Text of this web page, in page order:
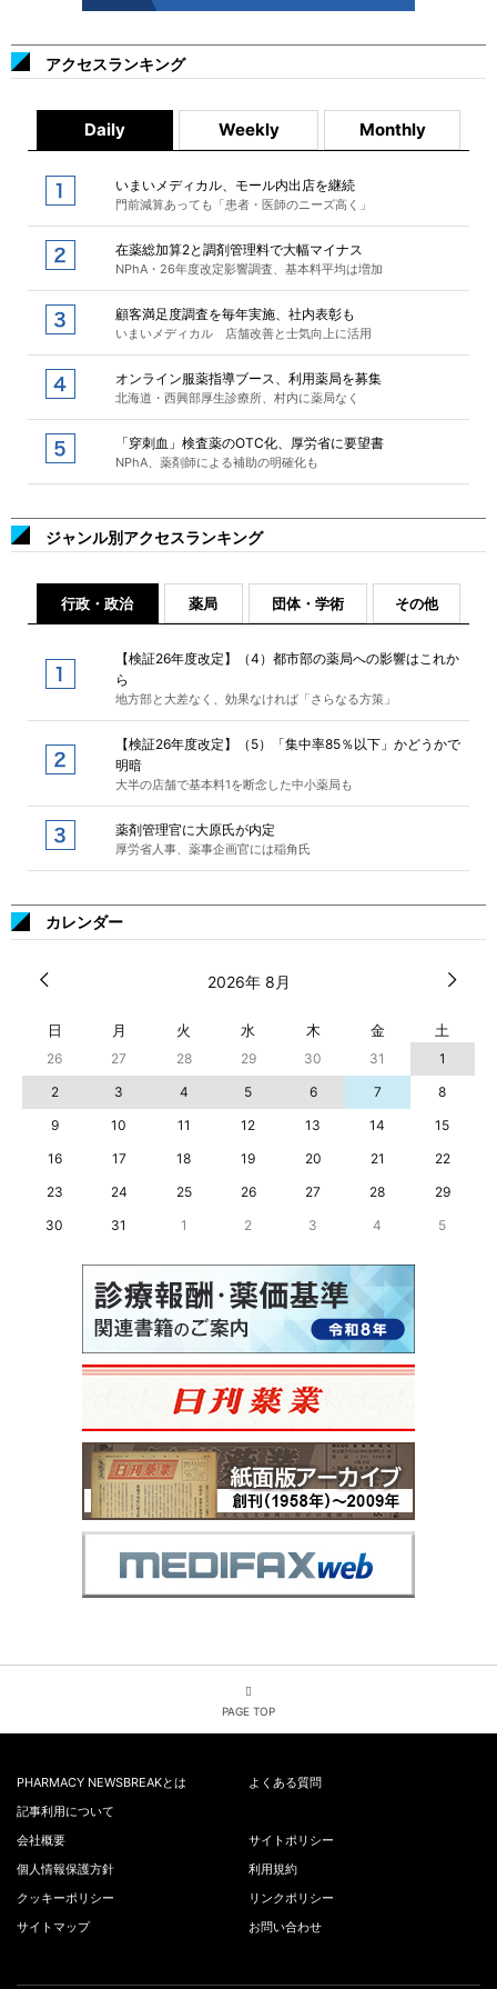
アクセスランキング
Daily Weekly Monthly
いまいメディカル、モール内出店を継続
門前減算あっても「患者・医師のニーズ高く」
在薬総加算2と調剤管理料で大幅マイナス
NPhA・26年度改定影響調査、基本料平均は増加
顧客満足度調査を毎年実施、社内表彰も
いまいメディカル 店舗改善と士気向上に活用
オンライン服薬指導ブース、利用薬局を募集
北海道・西興部厚生診療所、村内に薬局なく
「穿刺血」検査薬のOTC化、厚労省に要望書
NPhA、薬剤師による補助の明確化も
ジャンル別アクセスランキング
行政・政治 薬局 団体・学術 その他
【検証26年度改定】（4）都市部の薬局への影響はこれか
ら
地方部と大差なく、効果なければ「さらなる方策」
【検証26年度改定】（5）「集中率85％以下」かどうかで
明暗
大半の店舗で基本料1を断念した中小薬局も
薬剤管理官に大原氏が内定
厚労省人事、薬事企画官には稲角氏
カレンダー
2026年 8月
日 月 火 水 木 金 土
26 27 28 29 30 31
1
2
3 4 5 6 7
8
9
10 11 12 13 14
15
16
17 18 19 20 21
22
23
24 25 26 27 28
29
30
31 1 2 3 4 5
PAGE TOP
PHARMACY NEWSBREAKとは
よくある質問
記事利用について
会社概要
サイトポリシー
個人情報保護方針
利用規約
クッキーポリシー
リンクポリシー
サイトマップ
お問い合わせ